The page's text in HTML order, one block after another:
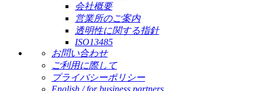
会社概要
営業所のご案内
透明性に関する指針
ISO13485
お問い合わせ
ご利用に際して
プライバシーポリシー
English / for business partners